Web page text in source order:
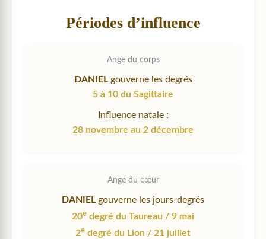
Périodes d’influence
Ange du corps
DANIELgouverne les degrés
5 à 10 du Sagittaire
Influence natale :
28 novembre au 2 décembre
Ange du cœur
DANIEL gouverne les jours-degrés
20e degré du Taureau / 9 mai
2e degré du Lion / 21 juillet